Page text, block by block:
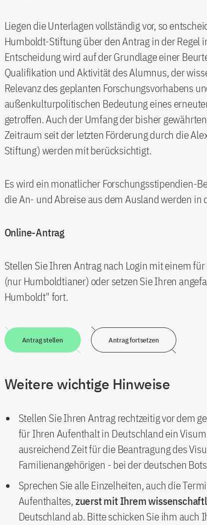
Liegen die Unterlagen vollständig vor, so
Humboldt-Stiftung über den Antrag in der Regel
Entscheidung wird auf der Grundlage einer
Qualifikation und Aktivität des Alumnus, der
Relevanz des geplanten Forschungsvorhabens
außenkulturpolitischen Bedeutung eines
getroffen. Auch der Umfang der bisher
Zeitraum seit der letzten Förderung durch die
Stiftung) werden mit berücksichtigt.
Es wird ein monatlicher Forschungsstipendien-
die An- und Abreise aus dem Ausland werden in
Online-Antrag
Stellen Sie Ihren Antrag nach Login mit einem
(nur Humboldtianer) oder setzen Sie Ihren
Humboldt" fort.
Antrag stellen Antrag fortsetzen
Weitere wichtige Hinweise
Stellen Sie Ihren Antrag rechtzeitig vor dem
für Ihren Aufenthalt in Deutschland ein
ausreichend Zeit für die Beantragung des
Familienangehörigen - bei der deutschen
Sprechen Sie alle Einzelheiten, auch die
Aufenthaltes,zuerst mit Ihrem
Deutschland ab. Bitte schicken Sie ihm auch